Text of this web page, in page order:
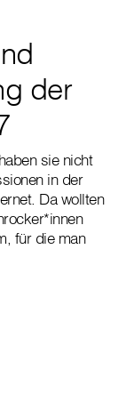
der
sie nicht
in der
Da wollten
für die man